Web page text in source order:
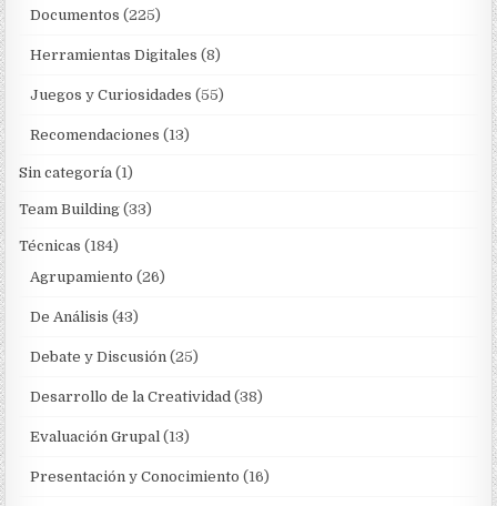
Documentos (225)
Herramientas Digitales (8)
Juegos y Curiosidades (55)
Recomendaciones (13)
Sin categoría (1)
Team Building (33)
Técnicas (184)
Agrupamiento (26)
De Análisis (43)
Debate y Discusión (25)
Desarrollo de la Creatividad (38)
Evaluación Grupal (13)
Presentación y Conocimiento (16)